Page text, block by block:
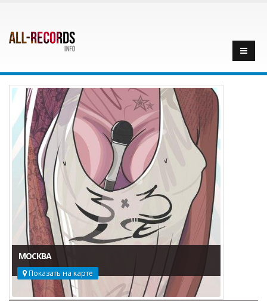
МОСКВА
Показать на карте